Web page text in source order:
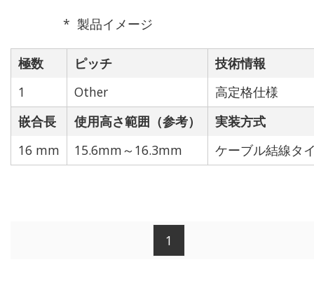
製品イメージ
極数 ピッチ
技術情報
1
Other
高定格仕様
嵌合長
使用高さ範囲（参考）
実装方式
16 mm
15.6mm～16.3mm ケーブル結線タ
1